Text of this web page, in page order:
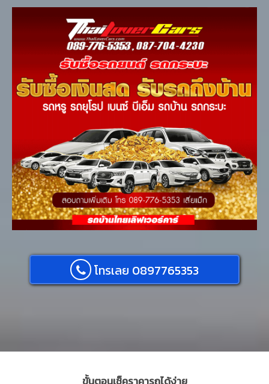
โทรเลย 0897765353
ขั้นตอนเช็คราคารถได้ง่าย